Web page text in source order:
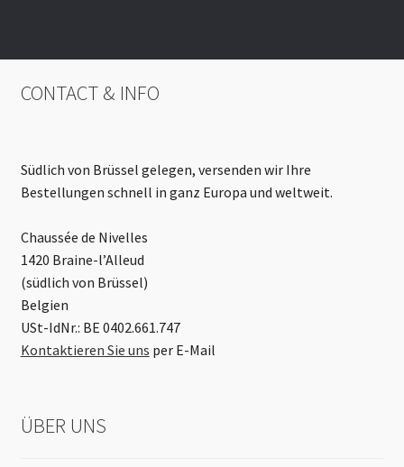
CONTACT & INFO
Südlich von Brüssel gelegen, versenden wir Ihre
Bestellungen schnell in ganz Europa und weltweit.
Chaussée de Nivelles
1420 Braine-l’Alleud
(südlich von Brüssel)
Belgien
USt-IdNr.: BE 0402.661.747
Kontaktieren Sie uns per E-Mail
ÜBER UNS